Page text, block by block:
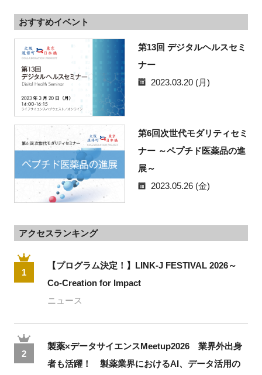
おすすめイベント
第13回 デジタルヘルスセミ
ナー
2023.03.20 (月)
第6回次世代モダリティセミ
ナー ～ペプチド医薬品の進
展～
2023.05.26 (金)
アクセスランキング
1
【プログラム決定！】LINK-J FESTIVAL 2026～
Co-Creation for Impact
ニュース
2
製薬×データサイエンスMeetup2026 業界外出身
者も活躍！ 製薬業界におけるAI、データ活用の